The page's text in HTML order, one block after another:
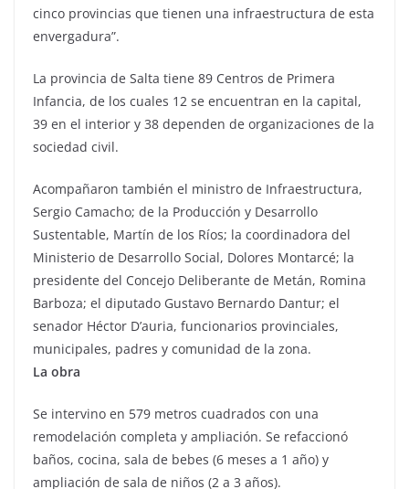
cinco provincias que tienen una infraestructura de esta
envergadura”.
La provincia de Salta tiene 89 Centros de Primera
Infancia, de los cuales 12 se encuentran en la capital,
39 en el interior y 38 dependen de organizaciones de la
sociedad civil.
Acompañaron también el ministro de Infraestructura,
Sergio Camacho; de la Producción y Desarrollo
Sustentable, Martín de los Ríos; la coordinadora del
Ministerio de Desarrollo Social, Dolores Montarcé; la
presidente del Concejo Deliberante de Metán, Romina
Barboza; el diputado Gustavo Bernardo Dantur; el
senador Héctor D’auria, funcionarios provinciales,
municipales, padres y comunidad de la zona.
La obra
Se intervino en 579 metros cuadrados con una
remodelación completa y ampliación. Se refaccionó
baños, cocina, sala de bebes (6 meses a 1 año) y
ampliación de sala de niños (2 a 3 años).